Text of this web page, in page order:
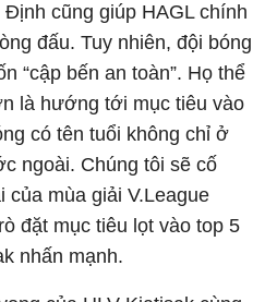
cũng giúp HAGL chính
đấu. Tuy nhiên, đội bóng
“cập bến an toàn”. Họ thể
là hướng tới mục tiêu vào
có tên tuổi không chỉ ở
ngoài. Chúng tôi sẽ cố
của mùa giải V.League
đặt mục tiêu lọt vào top 5
nhấn mạnh.